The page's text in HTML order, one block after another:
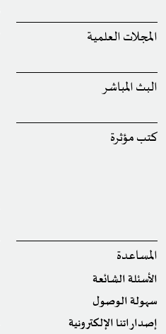
المجلات العلمية
البث المباشر
كتب مؤثرة
المساعدة
الأسئلة الشائعة
سهولة الوصول
إصداراتنا الإلكترونية